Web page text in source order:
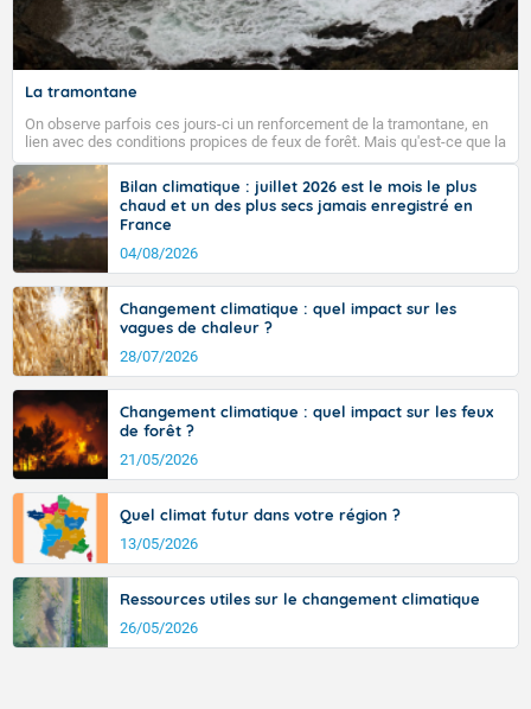
Fermer
La tramontane
On observe parfois ces jours-ci un renforcement de la tramontane, en
lien avec des conditions propices de feux de forêt. Mais qu'est-ce que la
tramontane ? Quelles sont ses caractéristiques ? La tramontane est un
vent turbulent soufflant de secteur nord-ouest à nord, ou ouest à nord-
ouest, dans un secteur qui part du Roussillon à la vallée de l’Aude et à
l’ouest de l’Hérault. L’étymologie de ce vent vient du latin trasmontanus,
signifiant au-delà des monts, en allusion aux régions montagneuses
d’où provient ce vent.
Bilan climatique : juillet 2026 est le mois le plus
chaud et un des plus secs jamais enregistré en
France
04/08/2026
Changement climatique : quel impact sur les
vagues de chaleur ?
28/07/2026
Changement climatique : quel impact sur les feux
de forêt ?
21/05/2026
Quel climat futur dans votre région ?
13/05/2026
Ressources utiles sur le changement climatique
26/05/2026